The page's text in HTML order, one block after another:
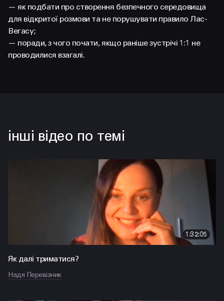
— як подбати про створення безпечного середовища
для відкритої розмови та не порушувати правило Лас-
Вегасу;
— поради, з чого почати, якщо раніше зустрічі 1:1 не
проводилися взагалі.
інші відео по темі
1:32:05
Як далі триматися?
Надя Перевізник